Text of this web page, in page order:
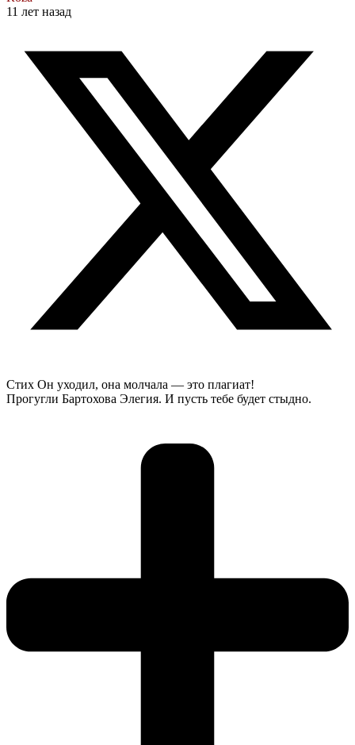
11 лет назад
Стих Он уходил, она молчала — это плагиат!
Прогугли Бартохова Элегия. И пусть тебе будет стыдно.